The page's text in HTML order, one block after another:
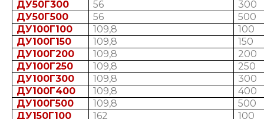
ДУ50Г300
56
300
ДУ50Г500
56
500
ДУ100Г100
109,8
100
ДУ100Г150
109,8
150
ДУ100Г200
109,8
200
ДУ100Г250
109,8
250
ДУ100Г300
109,8
300
ДУ100Г400
109,8
400
ДУ100Г500
109,8
500
ДУ150Г100
162
100